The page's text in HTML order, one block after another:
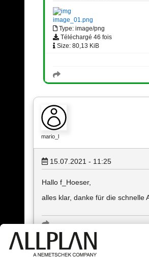
image_01.png
Type: image/png
Téléchargé 46 fois
Size: 80,13 KiB
mario_l
15.07.2021 - 11:25
Hallo f_Hoeser,
alles klar, danke für die schnelle